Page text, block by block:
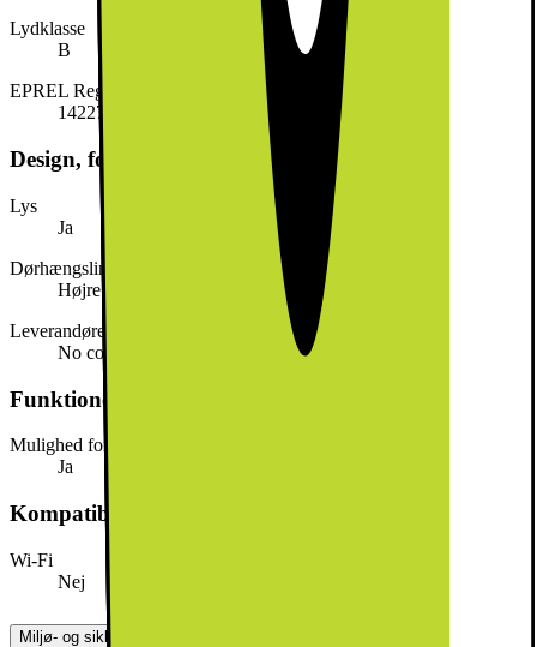
Lydklasse
B
EPREL Registreringsnummer
1422779
Design, form og placering
Lys
Ja
Dørhængsling
Højre
Leverandørens farve
No colour
Funktioner
Mulighed for hurtig nedkøling
Ja
Kompatibilitet
Wi-Fi
Nej
Miljø- og sikkerhedsoplysninger